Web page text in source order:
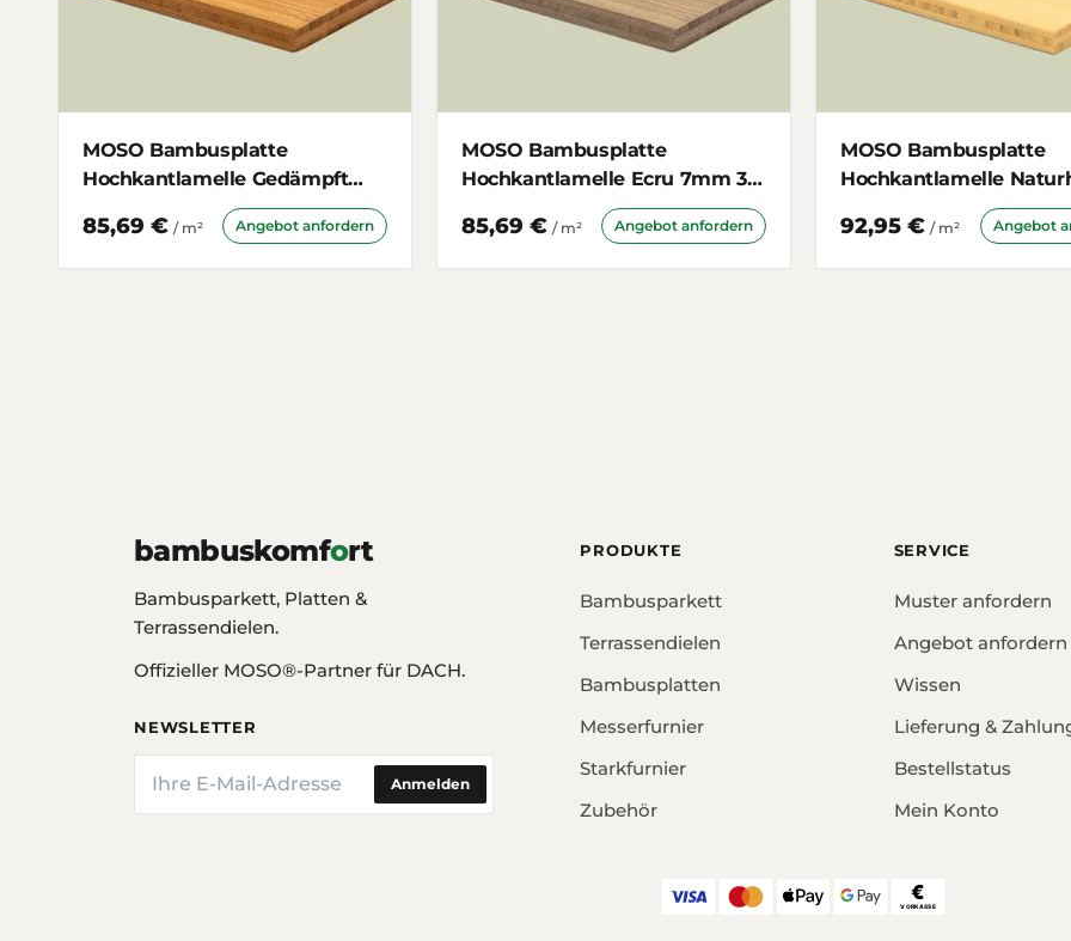
MOSO Bambusplatte
Hochkantlamelle Gedämpft
7mm 3-schichtig
85,69 € / m² Angebot anfordern
MOSO Bambusplatte
Hochkantlamelle Ecru 7mm 3-
85,69 € / m² Angebot anfordern
MOSO Bambusplatte
Hochkantlamelle
7mm 3-schichtig
92,95 € / m² Angebot
bambuskomfort
Bambusparkett, Platten &
Terrassendielen.
Offizieller MOSO®-Partner für DACH.
NEWSLETTER
E-Mail
Anmelden
PRODUKTE
Bambusparkett
Terrassendielen
Bambusplatten
Messerfurnier
Starkfurnier
Zubehör
SERVICE
Muster anfordern
Angebot anfordern
Wissen
Lieferung &
Bestellstatus
Mein Konto